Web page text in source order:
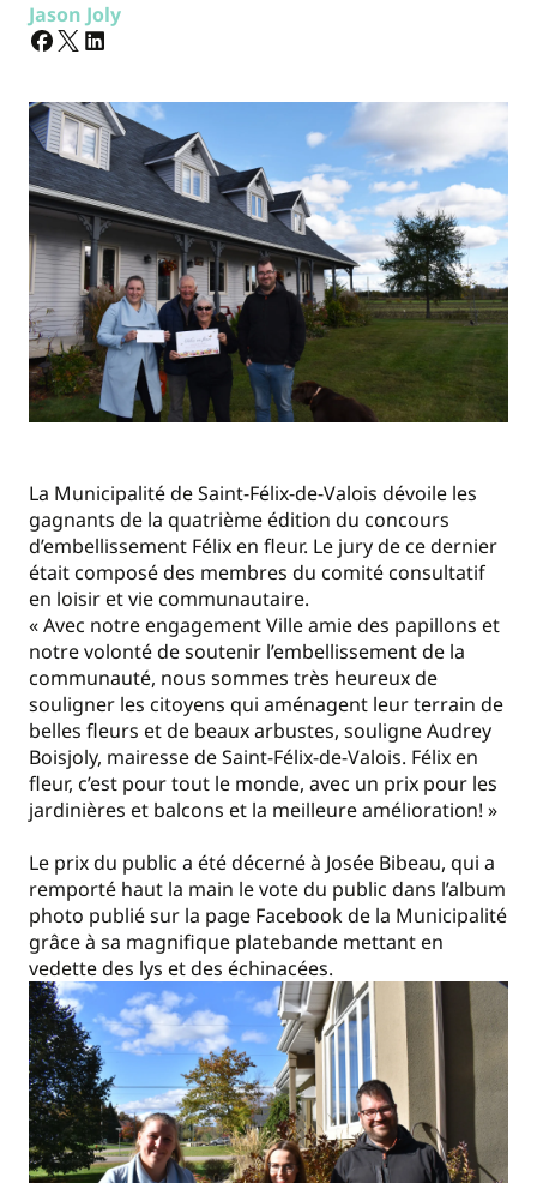
Jason Joly
La Municipalité de Saint-Félix-de-Valois dévoile les
gagnants de la quatrième édition du concours
d’embellissement Félix en fleur. Le jury de ce dernier
était composé des membres du comité consultatif
en loisir et vie communautaire.
« Avec notre engagement Ville amie des papillons et
notre volonté de soutenir l’embellissement de la
communauté, nous sommes très heureux de
souligner les citoyens qui aménagent leur terrain de
belles fleurs et de beaux arbustes, souligne Audrey
Boisjoly, mairesse de Saint-Félix-de-Valois. Félix en
fleur, c’est pour tout le monde, avec un prix pour les
jardinières et balcons et la meilleure amélioration! »
Le prix du public a été décerné à Josée Bibeau, qui a
remporté haut la main le vote du public dans l’album
photo publié sur la page Facebook de la Municipalité
grâce à sa magnifique platebande mettant en
vedette des lys et des échinacées.